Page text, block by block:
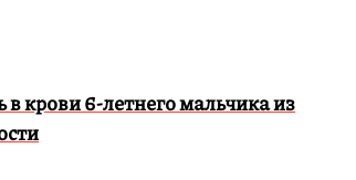
крови 6-летнего мальчика из